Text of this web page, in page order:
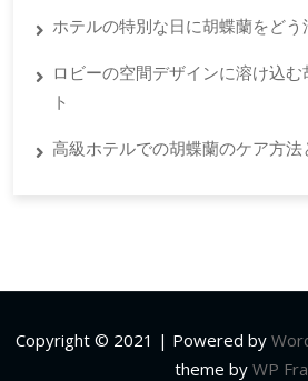
ホテルの特別な日に胡蝶蘭をどう
ロビーの空間デザインに溶け込
ト
高級ホテルでの胡蝶蘭のケア方法
Copyright © 2021 | Powered by
theme by WP